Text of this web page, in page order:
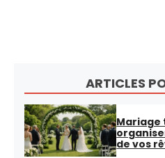
ARTICLES
Mariage
de vos